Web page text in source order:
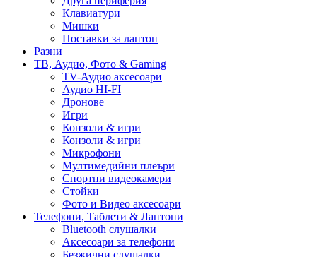
Клавиатури
Мишки
Поставки за лаптоп
Разни
ТВ, Аудио, Фото & Gaming
TV-Аудио аксесоари
Аудио HI-FI
Дронове
Игри
Конзоли & игри
Конзоли & игри
Микрофони
Мултимедийни плеъри
Спортни видеокамери
Стойки
Фото и Видео аксесоари
Телефони, Таблети & Лаптопи
Bluetooth слушалки
Аксесоари за телефони